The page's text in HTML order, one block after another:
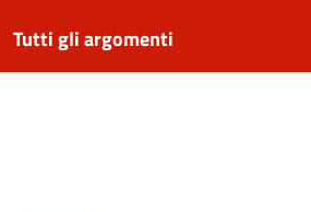
Tutti gli argomenti